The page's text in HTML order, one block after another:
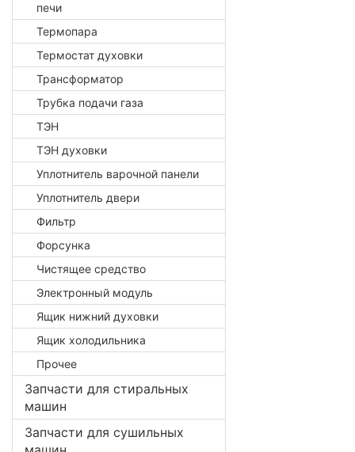
печи
Термопара
Термостат духовки
Трансформатор
Трубка подачи газа
ТЭН
ТЭН духовки
Уплотнитель варочной панели
Уплотнитель двери
Фильтр
Форсунка
Чистящее средство
Электронный модуль
Ящик нижний духовки
Ящик холодильника
Прочее
Запчасти для стиральных
машин
Запчасти для сушильных